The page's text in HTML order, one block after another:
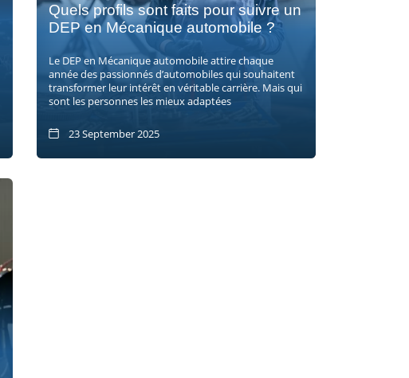
Quels profils sont faits pour suivre un
DEP en Mécanique automobile ?
Le DEP en Mécanique automobile attire chaque
année des passionnés d’automobiles qui souhaitent
transformer leur intérêt en véritable carrière. Mais qui
sont les personnes les mieux adaptées
23 September 2025